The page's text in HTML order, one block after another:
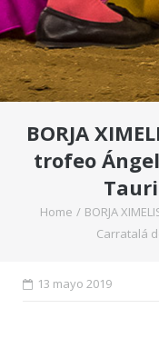
BORJA
trofeo
Home / BORJA
Carratalá
13 mayo 2019